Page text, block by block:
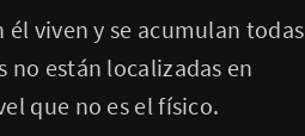
viven y se acumulan todas
no están localizadas en
que no es el físico.